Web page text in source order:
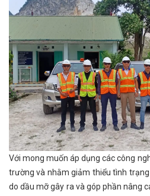
Với mong muốn áp dụng các công
trường và nhằm giảm thiểu tình
do dầu mỡ gây ra và góp phần nâng